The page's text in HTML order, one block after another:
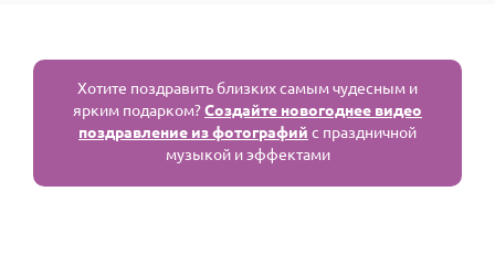
Хотите поздравить близких самым чудесным и
ярким подарком?Создайте новогоднее видео
поздравление из фотографий с праздничной
музыкой и эффектами